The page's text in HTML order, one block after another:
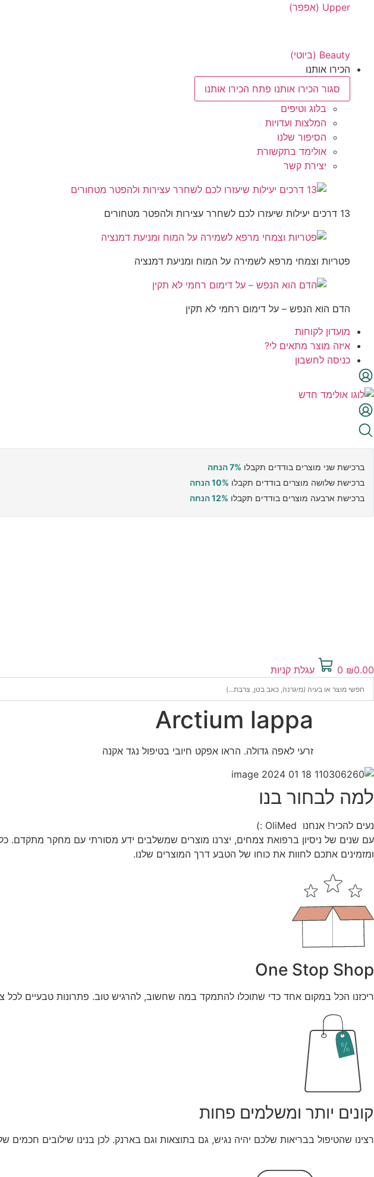
Upper (אפפר)
Beauty (ביוטי)
הכירו אותנו
סגור הכירו אותנו פתח הכירו אותנו
בלוג וטיפים
המלצות ועדויות
הסיפור שלנו
אולימד בתקשורת
יצירת קשר
13 דרכים יעילות שיעזרו לכם לשחרר עצירות ולהפטר מטחורים
פטריות וצמחי מרפא לשמירה על המוח ומניעת דמנציה
הדם הוא הנפש – על דימום רחמי לא תקין
מועדון לקוחות
איזה מוצר מתאים לי?
כניסה לחשבון
ברכישת שני מוצרים בודדים תקבלו 7% הנחה
ברכישת שלושה מוצרים בודדים תקבלו 10% הנחה
ברכישת ארבעה מוצרים בודדים תקבלו 12% הנחה
₪0.00
0 עגלת קניות
Arctium lappa
זרעי לאפה גדולה. הראו אפקט חיובי בטיפול נגד אקנה
למה לבחור בנו
נעים להכיר! אנחנו OliMed :)
עם שנים של ניסיון ברפואת צמחים, יצרנו מוצרים שמשלבים ידע מסורתי עם מחקר מתקדם.
ומזמינים אתכם לחוות את כוחו של הטבע דרך המוצרים שלנו.
One Stop Shop
ריכזנו הכל במקום אחד כדי שתוכלו להתמקד במה שחשוב, להרגיש טוב. פתרונות טבעיים לכל
קונים יותר ומשלמים פחות
רצינו שהטיפול בבריאות שלכם יהיה נגיש, גם בתוצאות וגם בארנק. לכן בנינו שילובים